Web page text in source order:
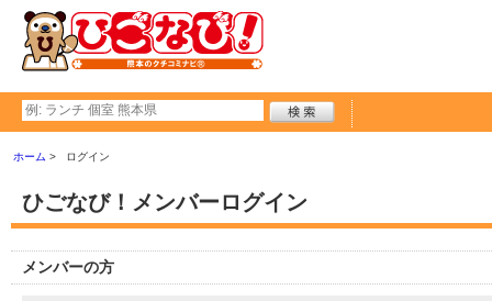
ホーム ログイン
ひごなび！メンバーログイン
メンバーの方